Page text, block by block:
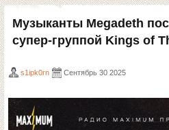
Музыканты Megadeth
супер-группой Kings of
s1ipk0rn Сентябрь 30 2025